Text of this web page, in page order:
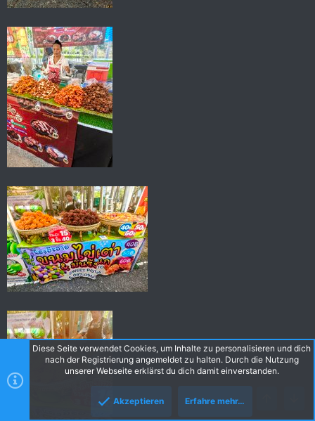
Diese Seite verwendet Cookies, um Inhalte zu personalisieren und dich
nach der Registrierung angemeldet zu halten. Durch die Nutzung
unserer Webseite erklärst du dich damit einverstanden.
Akzeptieren Erfahre mehr…